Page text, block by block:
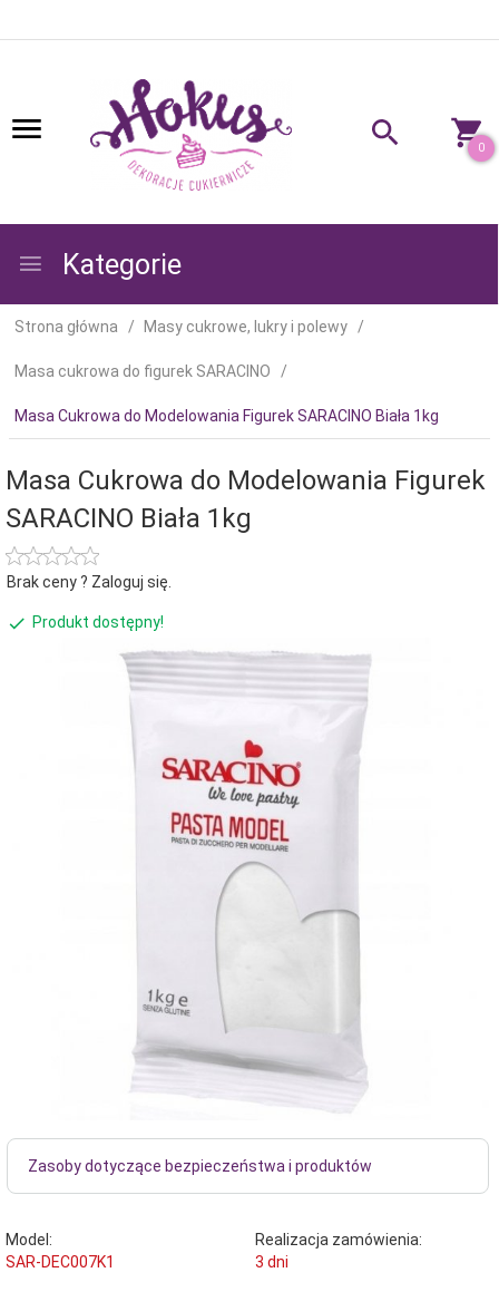
0
Kategorie
Strona główna Masy cukrowe, lukry i polewy
Masa cukrowa do figurek SARACINO
Masa Cukrowa do Modelowania Figurek SARACINO Biała 1kg
Masa Cukrowa do Modelowania Figurek
SARACINO Biała 1kg
Brak ceny ? Zaloguj się.
Produkt dostępny!
Zasoby dotyczące bezpieczeństwa i produktów
Model:
SAR-DEC007K1
Realizacja zamówienia:
3 dni